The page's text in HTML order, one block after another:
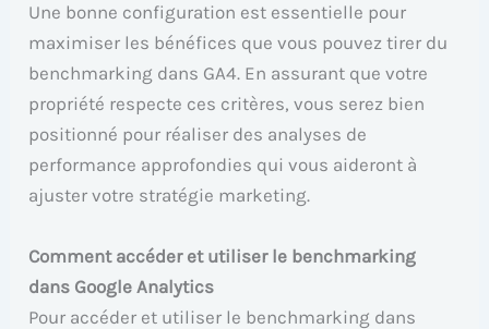
Une bonne configuration est essentielle pour
maximiser les bénéfices que vous pouvez tirer du
benchmarking dans GA4. En assurant que votre
propriété respecte ces critères, vous serez bien
positionné pour réaliser des analyses de
performance approfondies qui vous aideront à
ajuster votre stratégie marketing.
Comment accéder et utiliser le benchmarking
dans Google Analytics
Pour accéder et utiliser le benchmarking dans